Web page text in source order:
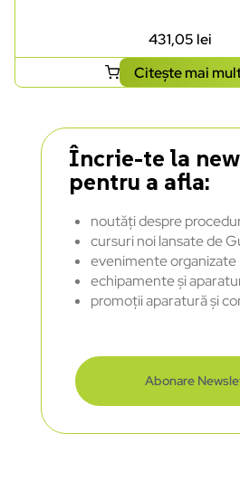
431,05 lei
Citește mai
Încrie-te la
pentru a afla:
noutăți despre
cursuri noi lansate de
evenimente organizate
echipamente și
promoții aparatură și
Abonare